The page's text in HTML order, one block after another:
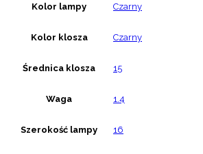
Kolor lampy Czarny
Kolor klosza Czarny
Średnica klosza 15
Waga 1.4
Szerokość lampy 16